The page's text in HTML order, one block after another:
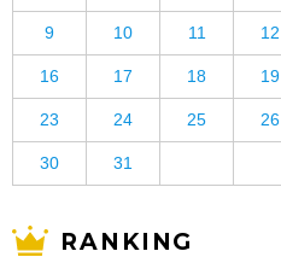
9 10 11 12
16 17 18 19
23 24 25 26
30 31
RANKING